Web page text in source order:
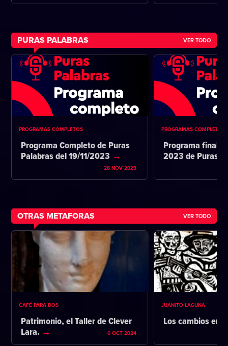
PURAS PALABRAS VER TODO
PROGRAMAS COMPLETOS
Programa Completo de Puras
Palabras del 19/11/2023
28 NOV 2023
PROGRAMAS COMPLETOS
Programa final
2023 de Puras
OTRAS METAFORAS VER TODO
CAFÉ PARA DOS
Patrimonio, el Taller de Clever
Lara.
6 OCT 2024
JUANITO LAGUNA
Los cambios en